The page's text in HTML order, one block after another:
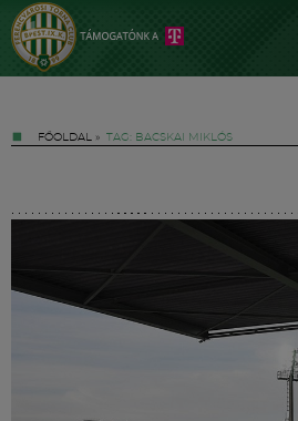
FŐOLDAL » TAG: BACSKAI MIKLÓS
Jegyek